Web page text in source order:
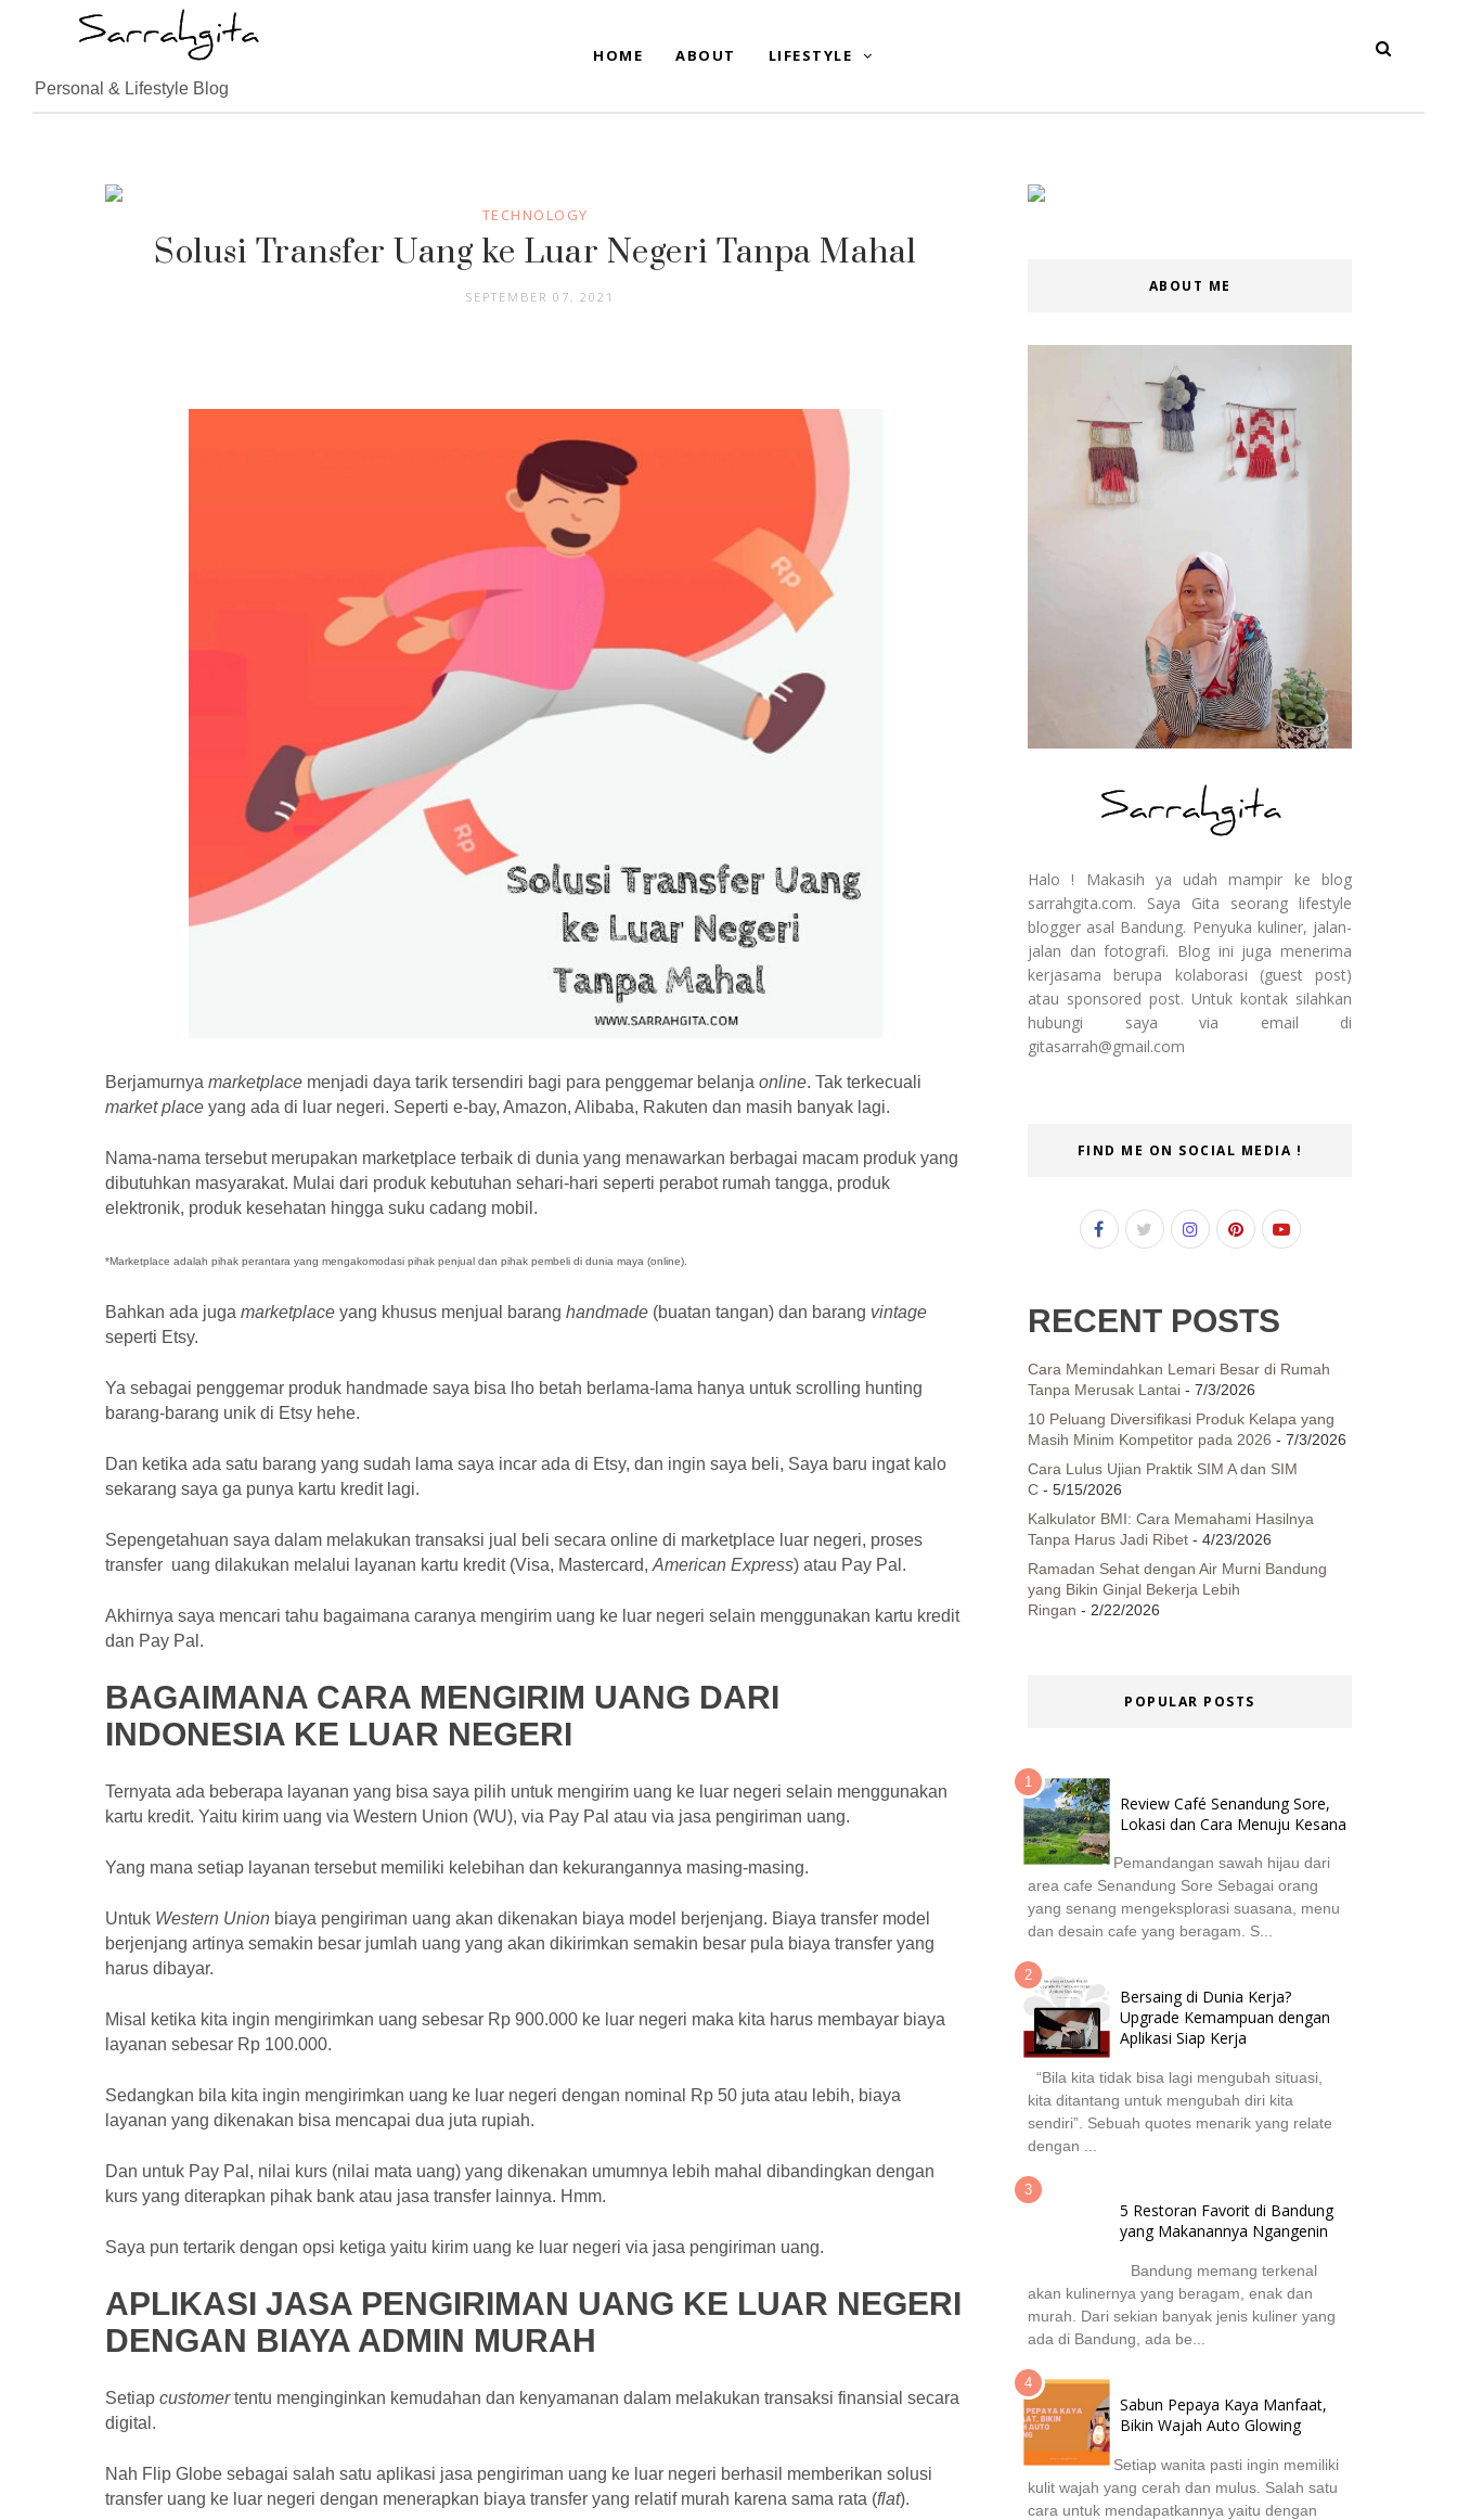
Personal & Lifestyle Blog
HOME ABOUT LIFESTYLE
TECHNOLOGY
Solusi Transfer Uang ke Luar Negeri Tanpa Mahal
SEPTEMBER 07, 2021
Berjamurnya marketplace menjadi daya tarik tersendiri bagi para penggemar belanja online. Tak terkecuali
market place yang ada di luar negeri. Seperti e-bay, Amazon, Alibaba, Rakuten dan masih banyak lagi.
Nama-nama tersebut merupakan marketplace terbaik di dunia yang menawarkan berbagai macam produk yang
dibutuhkan masyarakat. Mulai dari produk kebutuhan sehari-hari seperti perabot rumah tangga, produk
elektronik, produk kesehatan hingga suku cadang mobil.
*Marketplace adalah pihak perantara yang mengakomodasi pihak penjual dan pihak pembeli di dunia maya (online).
Bahkan ada juga marketplace yang khusus menjual barang handmade (buatan tangan) dan barang vintage
seperti Etsy.
Ya sebagai penggemar produk handmade saya bisa lho betah berlama-lama hanya untuk scrolling hunting
barang-barang unik di Etsy hehe.
Dan ketika ada satu barang yang sudah lama saya incar ada di Etsy, dan ingin saya beli, Saya baru ingat kalo
sekarang saya ga punya kartu kredit lagi.
Sepengetahuan saya dalam melakukan transaksi jual beli secara online di marketplace luar negeri, proses
transfer uang dilakukan melalui layanan kartu kredit (Visa, Mastercard, American Express) atau Pay Pal.
Akhirnya saya mencari tahu bagaimana caranya mengirim uang ke luar negeri selain menggunakan kartu kredit
dan Pay Pal.
BAGAIMANA CARA MENGIRIM UANG DARI
INDONESIA KE LUAR NEGERI
Ternyata ada beberapa layanan yang bisa saya pilih untuk mengirim uang ke luar negeri selain menggunakan
kartu kredit. Yaitu kirim uang via Western Union (WU), via Pay Pal atau via jasa pengiriman uang.
Yang mana setiap layanan tersebut memiliki kelebihan dan kekurangannya masing-masing.
Untuk Western Union biaya pengiriman uang akan dikenakan biaya model berjenjang. Biaya transfer model
berjenjang artinya semakin besar jumlah uang yang akan dikirimkan semakin besar pula biaya transfer yang
harus dibayar.
Misal ketika kita ingin mengirimkan uang sebesar Rp 900.000 ke luar negeri maka kita harus membayar biaya
layanan sebesar Rp 100.000.
Sedangkan bila kita ingin mengirimkan uang ke luar negeri dengan nominal Rp 50 juta atau lebih, biaya
layanan yang dikenakan bisa mencapai dua juta rupiah.
Dan untuk Pay Pal, nilai kurs (nilai mata uang) yang dikenakan umumnya lebih mahal dibandingkan dengan
kurs yang diterapkan pihak bank atau jasa transfer lainnya. Hmm.
Saya pun tertarik dengan opsi ketiga yaitu kirim uang ke luar negeri via jasa pengiriman uang.
APLIKASI JASA PENGIRIMAN UANG KE LUAR NEGERI
DENGAN BIAYA ADMIN MURAH
Setiap customertentu menginginkan kemudahan dan kenyamanan dalam melakukan transaksi finansial secara
digital.
Nah Flip Globe sebagai salah satu aplikasi jasa pengiriman uang ke luar negeri berhasil memberikan solusi
transfer uang ke luar negeri dengan menerapkan biaya transfer yang relatif murah karena sama rata (flat).
ABOUT ME
Halo ! Makasih ya udah mampir ke blog
sarrahgita.com. Saya Gita seorang lifestyle
blogger asal Bandung. Penyuka kuliner, jalan-
jalan dan fotografi. Blog ini juga menerima
kerjasama berupa kolaborasi (guest post)
atau sponsored post. Untuk kontak silahkan
hubungi saya via email di
gitasarrah@gmail.com
FIND ME ON SOCIAL MEDIA !
RECENT POSTS
Cara Memindahkan Lemari Besar di Rumah
Tanpa Merusak Lantai - 7/3/2026
10 Peluang Diversifikasi Produk Kelapa yang
Masih Minim Kompetitor pada 2026 - 7/3/2026
Cara Lulus Ujian Praktik SIM A dan SIM
C - 5/15/2026
Kalkulator BMI: Cara Memahami Hasilnya
Tanpa Harus Jadi Ribet - 4/23/2026
Ramadan Sehat dengan Air Murni Bandung
yang Bikin Ginjal Bekerja Lebih
Ringan - 2/22/2026
POPULAR POSTS
Review Café Senandung Sore,
Lokasi dan Cara Menuju Kesana
Pemandangan sawah hijau dari
area cafe Senandung Sore Sebagai orang
yang senang mengeksplorasi suasana, menu
dan desain cafe yang beragam. S...
Bersaing di Dunia Kerja?
Upgrade Kemampuan dengan
Aplikasi Siap Kerja
“Bila kita tidak bisa lagi mengubah situasi,
kita ditantang untuk mengubah diri kita
sendiri”. Sebuah quotes menarik yang relate
dengan ...
5 Restoran Favorit di Bandung
yang Makanannya Ngangenin
Bandung memang terkenal
akan kulinernya yang beragam, enak dan
murah. Dari sekian banyak jenis kuliner yang
ada di Bandung, ada be...
Sabun Pepaya Kaya Manfaat,
Bikin Wajah Auto Glowing
Setiap wanita pasti ingin memiliki
kulit wajah yang cerah dan mulus. Salah satu
cara untuk mendapatkannya yaitu dengan